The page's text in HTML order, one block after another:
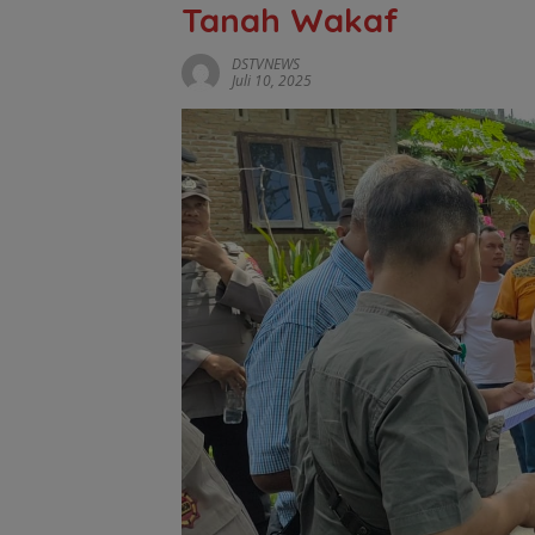
Tanah Wakaf
DSTVNEWS
Juli 10, 2025